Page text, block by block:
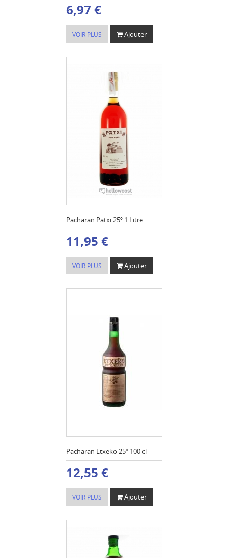
6,97 €
VOIR PLUS Ajouter
Pacharan Patxi 25º 1 Litre
11,95 €
VOIR PLUS Ajouter
Pacharan Etxeko 25º 100 cl
12,55 €
VOIR PLUS Ajouter